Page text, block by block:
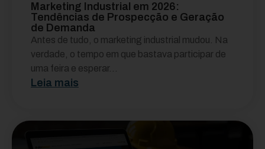
Marketing Industrial em 2026:
Tendências de Prospecção e Geração
de Demanda
Antes de tudo, o marketing industrial mudou. Na
verdade, o tempo em que bastava participar de
uma feira e esperar...
Leia mais